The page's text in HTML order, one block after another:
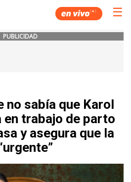
☰
PUBLICIDAD
no sabía que Karol
en trabajo de parto
y asegura que la